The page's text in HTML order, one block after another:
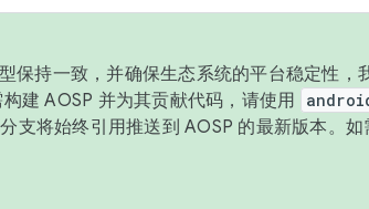
保持一致，并确保生态系统的平台稳定性，
建 AOSP 并为其贡献代码，请使用
支将始终引用推送到 AOSP 的最新版本。如